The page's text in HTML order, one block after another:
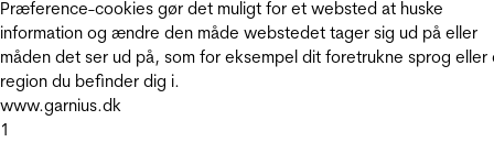
Præference-cookies gør det muligt for et websted at huske
information og ændre den måde webstedet tager sig ud på eller
måden det ser ud på, som for eksempel dit foretrukne sprog eller
region du befinder dig i.
www.garnius.dk
1